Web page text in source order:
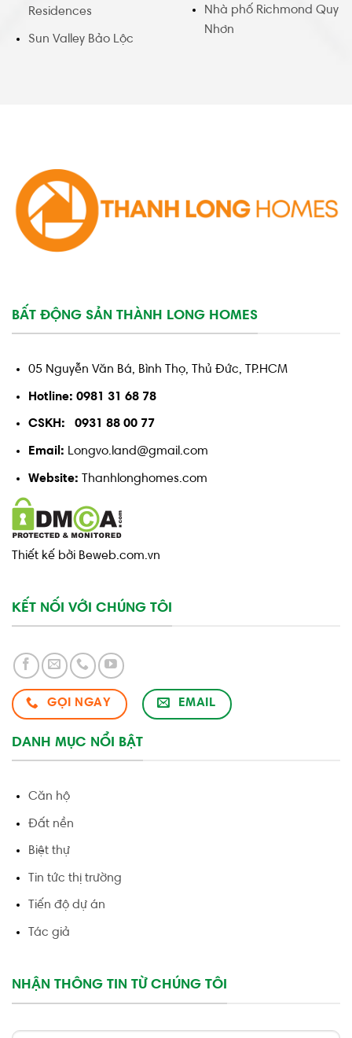
Residences
Sun Valley Bảo Lộc
Nhà phố Richmond Quy
Nhơn
BẤT ĐỘNG SẢN THÀNH LONG HOMES
05 Nguyễn Văn Bá, Bình Thọ, Thủ Đức, TP.HCM
Hotline: 0981 31 68 78
CSKH: 0931 88 00 77
Email: Longvo.land@gmail.com
Website: Thanhlonghomes.com
Thiết kế bởi Beweb.com.vn
KẾT NỐI VỚI CHÚNG TÔI
GỌI NGAY EMAIL
DANH MỤC NỔI BẬT
Căn hộ
Đất nền
Biệt thự
Tin tức thị trường
Tiến độ dự án
Tác giả
NHẬN THÔNG TIN TỪ CHÚNG TÔI